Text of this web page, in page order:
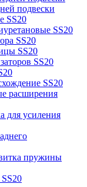
подвески
SS20
SS20
SS20
SS20
SS20
SS20
расширения
для усиления
пружины